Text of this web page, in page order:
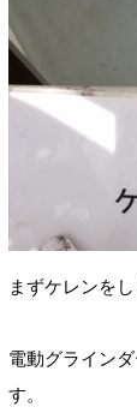
まずケレンをし
電動グライン
す。